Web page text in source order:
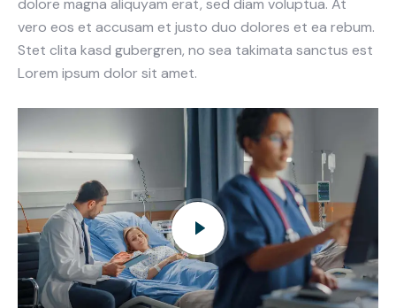
vero eos et accusam et justo duo dolores et ea rebum.
Stet clita kasd gubergren, no sea takimata sanctus est
Lorem ipsum dolor sit amet.